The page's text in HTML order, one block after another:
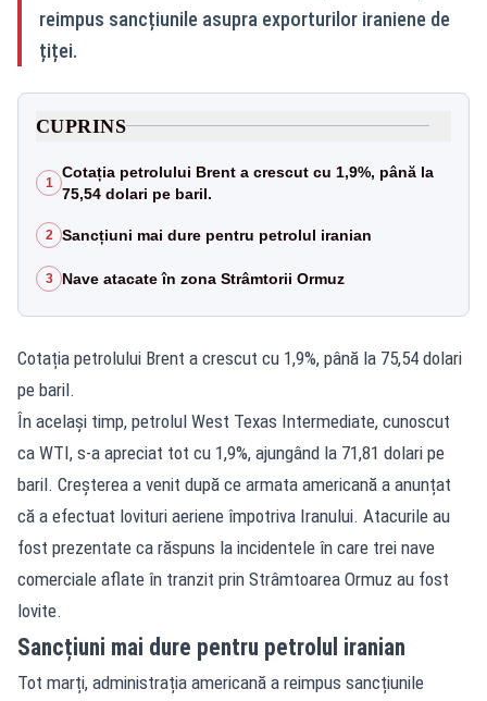
reimpus sancțiunile asupra exporturilor iraniene de
țiței.
CUPRINS
1
Cotația petrolului Brent a crescut cu 1,9%, până la
75,54 dolari pe baril.
2 Sancțiuni mai dure pentru petrolul iranian
3 Nave atacate în zona Strâmtorii Ormuz
Cotația petrolului Brent a crescut cu 1,9%, până la 75,54 dolari
pe baril.
În același timp, petrolul West Texas Intermediate, cunoscut
ca WTI, s-a apreciat tot cu 1,9%, ajungând la 71,81 dolari pe
baril. Creșterea a venit după ce armata americană a anunțat
că a efectuat lovituri aeriene împotriva Iranului. Atacurile au
fost prezentate ca răspuns la incidentele în care trei nave
comerciale aflate în tranzit prin Strâmtoarea Ormuz au fost
lovite.
Sancțiuni mai dure pentru petrolul iranian
Tot marți, administrația americană a reimpus sancțiunile